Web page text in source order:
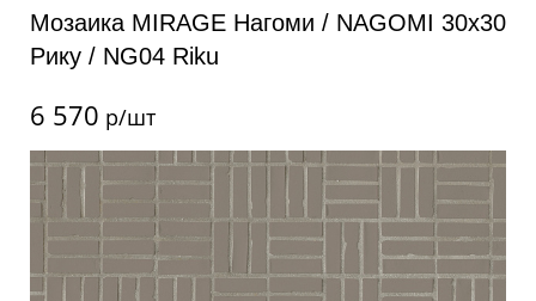
Мозаика MIRAGE Нагоми / NAGOMI 30x30
Рику / NG04 Riku
6 570 р/шт